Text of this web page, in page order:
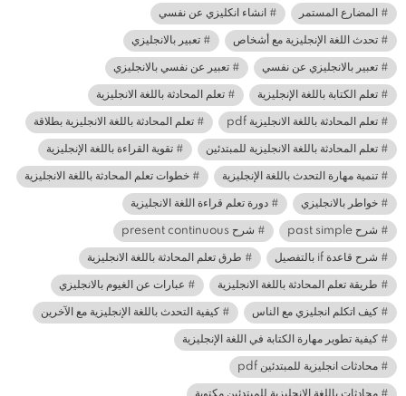
المضارع المستمر انشاء انكليزي عن نفسي
تحدث اللغة الإنجليزية مع أشخاص تعبير بالانجليزي
تعبير بالانجليزي عن نفسي تعبير عن نفسي بالانجليزي
تعلم الكتابة باللغة الإنجليزية تعلم المحادثة باللغة الانجليزية
تعلم المحادثة باللغة الانجليزية pdf تعلم المحادثة باللغة الانجليزية بطلاقة
تعلم المحادثة باللغة الانجليزية للمبتدئين تقوية القراءة باللغة الإنجليزية
تنمية مهارة التحدث باللغة الإنجليزية خطوات تعلم المحادثة باللغة الانجليزية
خواطر بالانجليزي دورة تعلم قراءة اللغة الانجليزية
شرح past simple شرح present continuous
شرح قاعدة if بالتفصيل طرق تعلم المحادثة باللغة الانجليزية
طريقة تعلم المحادثة باللغة الانجليزية عبارات عن الغيوم بالانجليزي
كيف اتكلم انجليزي مع الناس كيفية التحدث باللغة الإنجليزية مع الآخرين
كيفية تطوير مهارة الكتابة في اللغة الإنجليزية
محادثات انجليزية للمبتدئين pdf